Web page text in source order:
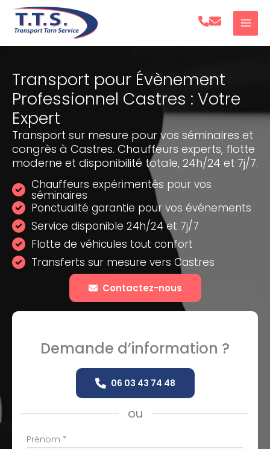
Aller
Transport pour Évènement
Professionnel Castres : Votre
Expert
Transport sur mesure pour vos séminaires et
congrès à Castres. Chauffeurs experts, flotte
moderne et disponibilité totale, 24h/24 et 7j/7.
Chauffeurs expérimentés pour vos
séminaires
Ponctualité garantie pour vos événements
Service disponible 24h/24 et 7j/7
Flotte de véhicules tout confort
Transferts sur mesure vers Castres
Contactez-nous
Demande d’information ?
06 03 43 74 48
ou
Formulaire
Prénom *